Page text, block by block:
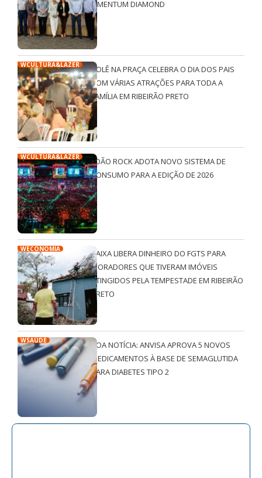
QMENTUM DIAMOND
WCULTURA&LAZER
ROLÊ NA PRAÇA CELEBRA O DIA DOS PAIS
COM VÁRIAS ATRAÇÕES PARA TODA A
FAMÍLIA EM RIBEIRÃO PRETO
WCULTURA&LAZER
JOÃO ROCK ADOTA NOVO SISTEMA DE
CONSUMO PARA A EDIÇÃO DE 2026
WECONOMIA
CAIXA LIBERA DINHEIRO DO FGTS PARA
MORADORES QUE TIVERAM IMÓVEIS
ATINGIDOS PELA TEMPESTADE EM RIBEIRÃO
PRETO
WSAÚDE
BOA NOTÍCIA: ANVISA APROVA 5 NOVOS
MEDICAMENTOS À BASE DE SEMAGLUTIDA
PARA DIABETES TIPO 2